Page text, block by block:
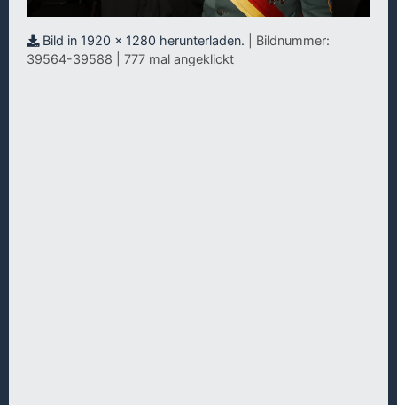
Bild in 1920 x 1280 herunterladen.
| Bildnummer:
39564-39588 | 777 mal angeklickt